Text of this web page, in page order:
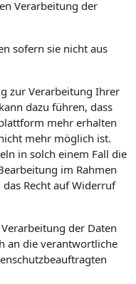
Verarbeitung der
sofern sie nicht aus
zur Verarbeitung Ihrer
dazu führen, dass
mehr erhalten
mehr möglich ist.
in solch einem Fall die
im Rahmen
Recht auf Widerruf
der Daten
an die verantwortliche